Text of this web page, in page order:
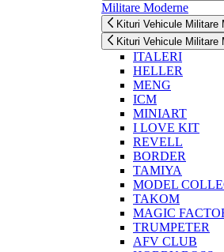
Militare Moderne
Kituri Vehicule Militare
Kituri Vehicule Militare
ITALERI
HELLER
MENG
ICM
MINIART
I LOVE KIT
REVELL
BORDER
TAMIYA
MODEL
TAKOM
MAGIC
TRUMPETER
AFV CLUB